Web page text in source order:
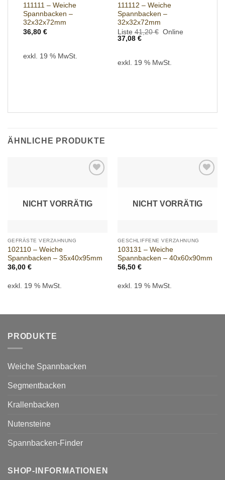
111111 – Weiche
Spannbacken –
32x32x72mm
36,80 €
exkl. 19 % MwSt.
111112 – Weiche
Spannbacken –
32x32x72mm
Liste 41,20€ Ursprünglicher
Online
37,08 €Aktueller
exkl. 19 % MwSt.
ÄHNLICHE PRODUKTE
NICHT VORRÄTIG
GEFRÄSTE VERZAHNUNG
102110 – Weiche
Spannbacken – 35x40x95mm
36,00 €
exkl. 19 % MwSt.
NICHT VORRÄTIG
GESCHLIFFENE VERZAHNUNG
103131 – Weiche
Spannbacken – 40x60x90mm
56,50 €
exkl. 19 % MwSt.
PRODUKTE
Weiche Spannbacken
Segmentbacken
Krallenbacken
Nutensteine
Spannbacken-Finder
SHOP-INFORMATIONEN